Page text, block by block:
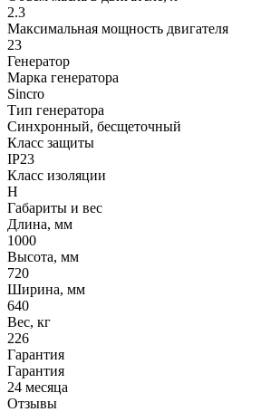
2.3
Максимальная мощность двигателя
23
Генератор
Марка генератора
Sincro
Тип генератора
Синхронный, бесщеточный
Класс защиты
IP23
Класс изоляции
Н
Габариты и вес
Длина, мм
1000
Высота, мм
720
Ширина, мм
640
Вес, кг
226
Гарантия
Гарантия
24 месяца
Отзывы